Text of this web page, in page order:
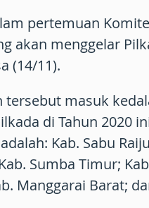
pertemuan
akan menggelar
(14/11).
tersebut masuk
di Tahun 2020
Kab. Sabu
Sumba Timur;
Manggarai Barat;